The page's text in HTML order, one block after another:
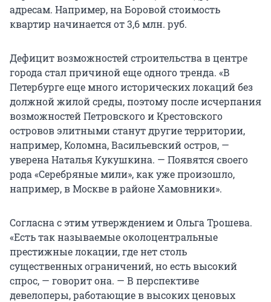
адресам. Например, на Боровой стоимость
квартир начинается от 3,6 млн. руб.
Дефицит возможностей строительства в центре
города стал причиной еще одного тренда. «В
Петербурге еще много исторических локаций без
должной жилой среды, поэтому после исчерпания
возможностей Петровского и Крестовского
островов элитными станут другие территории,
например, Коломна, Васильевский остров, —
уверена Наталья Кукушкина. — Появятся своего
рода «Серебряные мили», как уже произошло,
например, в Москве в районе Хамовники».
Согласна с этим утверждением и Ольга Трошева.
«Есть так называемые околоцентральные
престижные локации, где нет столь
существенных ограничений, но есть высокий
спрос, — говорит она. — В перспективе
девелоперы, работающие в высоких ценовых